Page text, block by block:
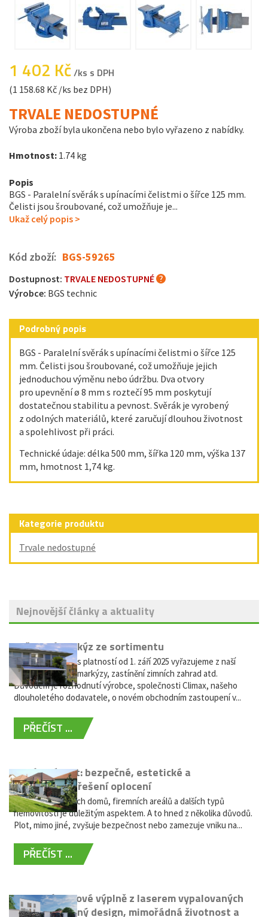
1 402 Kč/ks s DPH
(1 158.68 Kč /ks bez DPH)
TRVALE NEDOSTUPNÉ
Výroba zboží byla ukončena nebo bylo vyřazeno z nabídky.
Hmotnost: 1.74 kg
Popis
BGS - Paralelní svěrák s upínacími čelistmi o šířce 125 mm.
Čelisti jsou šroubované, což umožňuje je...
Ukaž celý popis >
Kód zboží: BGS-59265
Dostupnost: TRVALE NEDOSTUPNÉ
Výrobce: BGS technic
Podrobný popis
BGS - Paralelní svěrák s upínacími čelistmi o šířce 125
mm. Čelisti jsou šroubované, což umožňuje jejich
jednoduchou výměnu nebo údržbu. Dva otvory
pro upevnění ø 8 mm s roztečí 95 mm poskytují
dostatečnou stabilitu a pevnost. Svěrák je vyrobený
z odolných materiálů, které zaručují dlouhou životnost
a spolehlivost při práci.
Technické údaje: délka 500 mm, šířka 120 mm, výška 137
mm, hmotnost 1,74 kg.
Kategorie produktu
Trvale nedostupné
Nejnovější články a aktuality
Vyřazení markýz ze sortimentu
Vážení zákazníci, s platností od 1. září 2025 vyřazujeme z naší
nabídky výsuvné markýzy, zastínění zimních zahrad atd.
Důvodem je rozhodnutí výrobce, společnosti Climax, našeho
dlouholetého dodavatele, o novém obchodním zastoupení v...
PŘEČÍST ...
Hliníkový plot: bezpečné, estetické a
bezúdržbové řešení oplocení
Oplocení rodinných domů, firemních areálů a dalších typů
nemovitostí je důležitým aspektem. A to hned z několika důvodů.
Plot, mimo jiné, zvyšuje bezpečnost nebo zamezuje vniku na...
PŘEČÍST ...
Moderní plotové výplně z laserem vypalovaných
kovů: výjimečný design, mimořádná životnost a